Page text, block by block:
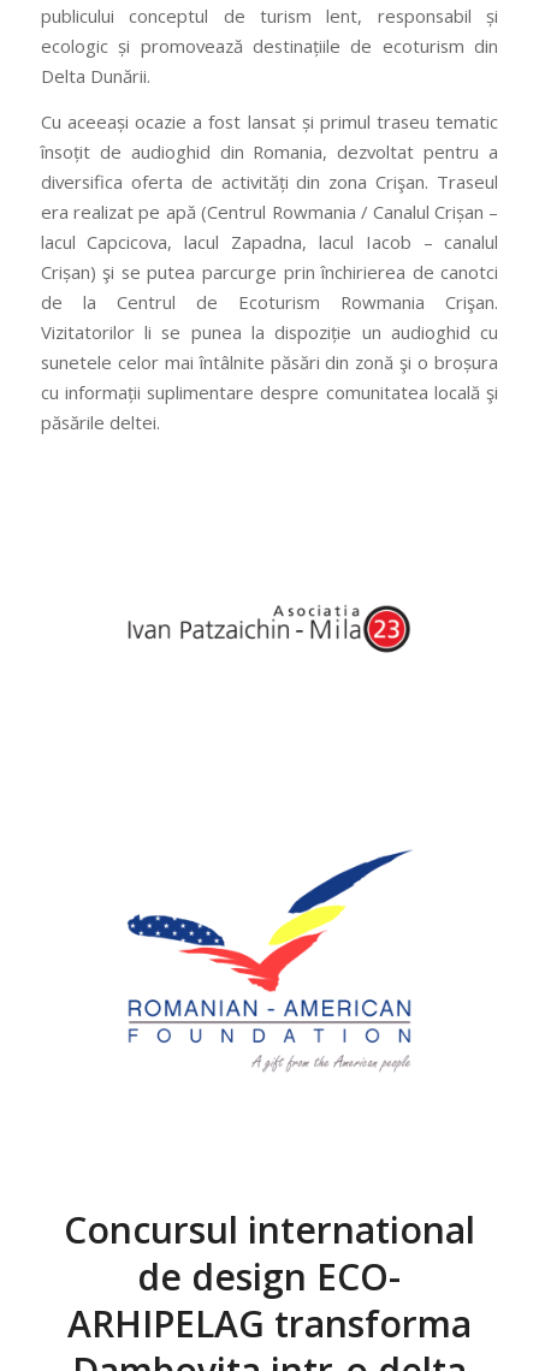
publicului conceptul de turism lent, responsabil și
ecologic și promovează destinațiile de ecoturism din
Delta Dunării.​​
Cu aceeași ocazie a fost lansat și primul traseu tematic
însoțit de audioghid din Romania, dezvoltat pentru a
diversifica oferta de activități din zona Crişan. Traseul
era realizat pe apă (Centrul Rowmania / Canalul Crișan –
lacul Capcicova, lacul Zapadna, lacul Iacob – canalul
Crișan) şi se putea parcurge prin închirierea de canotci
de la Centrul de Ecoturism Rowmania Crişan.
Vizitatorilor li se punea la dispoziție un audioghid cu
sunetele celor mai întâlnite păsări din zonă şi o broșura
cu informații suplimentare despre comunitatea locală şi
păsările deltei.
Concursul international
de design ECO-
ARHIPELAG transforma